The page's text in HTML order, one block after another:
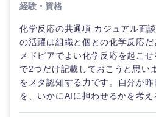
経験・資格
化学反応の共通項 カジュアル面
の活躍は組織と個との化学反応
メドピアでよい化学反応を起こ
で2つだけ記載しておこうと思い
をメタ認知する力です。自分が
を、いかにAIに担わせるかを考え